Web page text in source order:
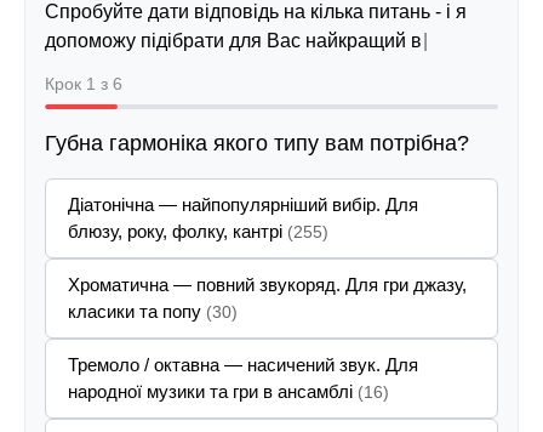
Спробуйте дати відповідь на кілька питань - і я
допоможу підібрати для Вас найкращий варіант
Крок 1 з 6
Губна гармоніка якого типу вам потрібна?
Діатонічна — найпопулярніший вибір. Для
блюзу, року, фолку, кантрі (255)
Хроматична — повний звукоряд. Для гри джазу,
класики та попу (30)
Тремоло / октавна — насичений звук. Для
народної музики та гри в ансамблі (16)